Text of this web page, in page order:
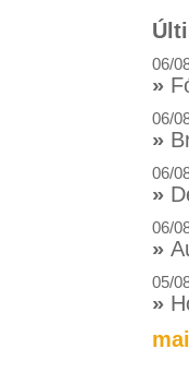
06/
»
06/
»
06/
»
06/
»
05/
»